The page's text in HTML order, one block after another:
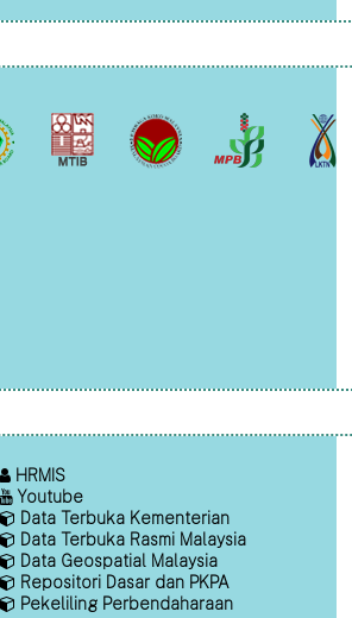
HRMIS
Youtube
Data Terbuka Kementerian
Data Terbuka Rasmi Malaysia
Data Geospatial Malaysia
Repositori Dasar dan PKPA
Pekeliling Perbendaharaan